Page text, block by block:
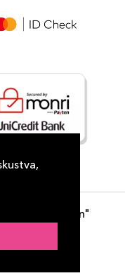
Lux Distribution"
Sarajevo